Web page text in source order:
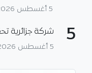
5 أغسطس 2026
5 شركة جزائرية
5 أغسطس 2026